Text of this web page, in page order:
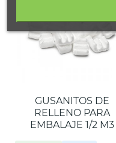
GUSANITOS DE
RELLENO PARA
EMBALAJE 1/2 M3